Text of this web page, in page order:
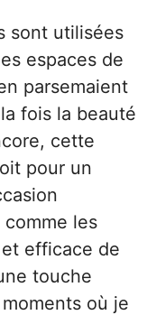
sont utilisées
espaces de
parsemaient
fois la beauté
cette
pour un
les
efficace de
touche
où je